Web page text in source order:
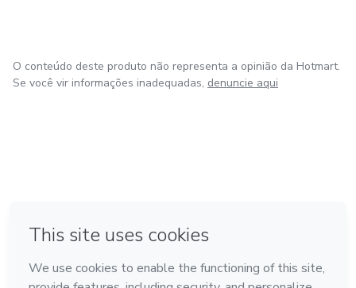
O conteúdo deste produto não representa a opinião da Hotmart.
Se você vir informações inadequadas, denuncie aqui
Feito com ❤ em Bogotá